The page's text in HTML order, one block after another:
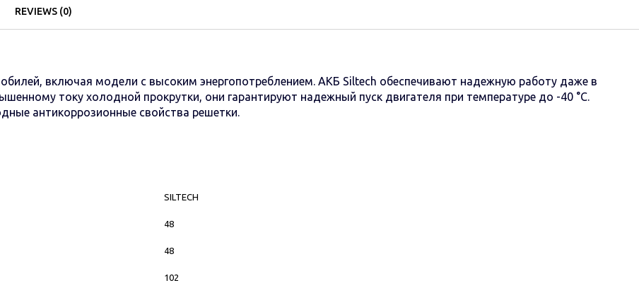
REVIEWS (0)
включая модели с высоким энергопотреблением. АКБ Siltech обеспечивают надежную работу даже в
току холодной прокрутки, они гарантируют надежный пуск двигателя при температуре до -40 °C.
антикоррозионные свойства решетки.
SILTECH
48
48
102